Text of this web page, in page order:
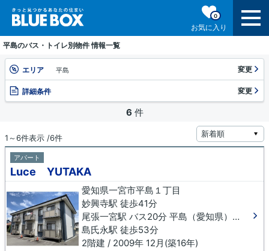
お気に入り
0
平島のバス・トイレ別物件 情報一覧
エリア 平島 変更
詳細条件 変更
6 件
1～6件表示 /6件
アパート
Luce YUTAKA
愛知県一宮市平島１丁目
妙興寺駅 徒歩41分
尾張一宮駅 バス20分 平島（愛知県）下車 徒歩3分
島氏永駅 徒歩53分
2階建 / 2009年 12月(築16年)